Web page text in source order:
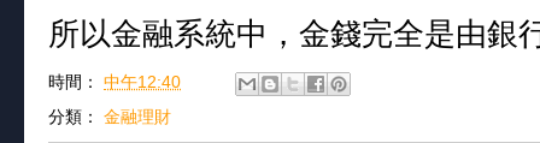
所以金融系統中，金錢完全是由銀
時間： 中午12:40
分類： 金融理財